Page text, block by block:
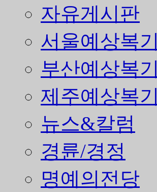
자유게시판
서울예상복기
부산예상복기
제주예상복기
뉴스&칼럼
경륜/경정
명예의전당